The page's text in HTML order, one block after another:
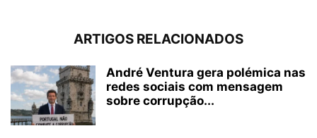
ARTIGOS RELACIONADOS
André Ventura gera polémica nas
redes sociais com mensagem
sobre corrupção...